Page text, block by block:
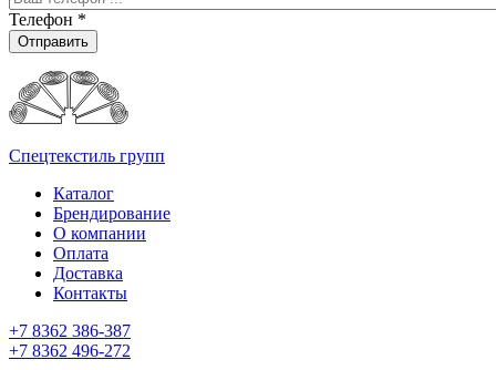
Телефон *
Отправить
Спецтекстиль групп
Каталог
Брендирование
О компании
Оплата
Доставка
Контакты
+7 8362 386-387
+7 8362 496-272